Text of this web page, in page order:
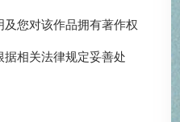
您对该作品拥有著作权
相关法律规定妥善处